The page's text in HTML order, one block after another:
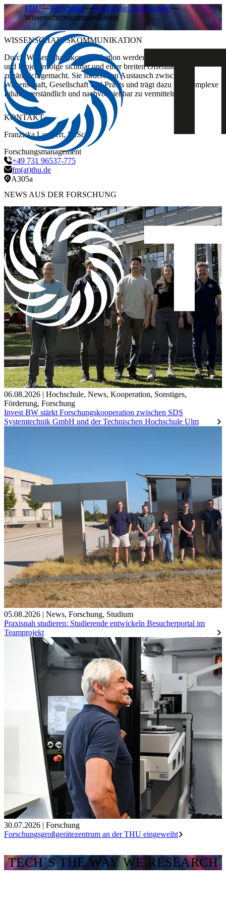
THU Forschung
Forschungsmanagement
Wissenschaftskommunikation
WISSENSCHAFTSKOMMUNIKATION
Durch Wissenschaftskommunikation werden Forschungsergebnisse
und Projekterfolge sichtbar und einer breiten Öffentlichkeit
zugänglich gemacht. Sie fördert den Austausch zwischen
Wissenschaft, Gesellschaft und Praxis und trägt dazu bei, komplexe
Inhalte verständlich und nachvollziehbar zu vermitteln.
KONTAKT
Franziska Lampert, M.Sc.
Forschungsmanagement
+49 731 96537-775
fm(at)thu.de
A305a
NEWS AUS DER FORSCHUNG
06.08.2026 | Hochschule, News, Kooperation, Sonstiges,
Förderung, Forschung
Invest BW stärkt Forschungskooperation zwischen SDS
Systemtechnik GmbH und der Technischen Hochschule Ulm
05.08.2026 | News, Forschung, Studium
Praxisnah studieren: Studierende entwickeln Besucherportal im
Teamprojekt
30.07.2026 | Forschung
Forschungsgroßgerätezentrum an der THU eingeweiht
TECH´S THE WAY WE RESEARCH